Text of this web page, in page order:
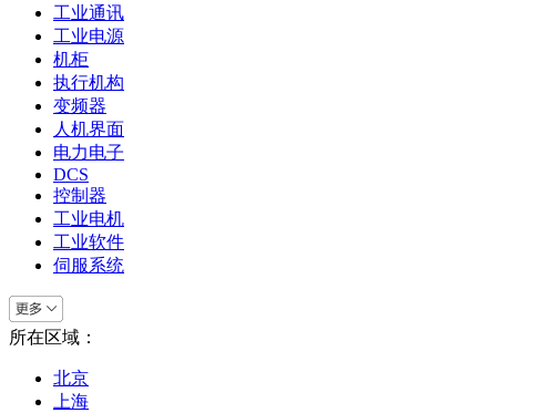
工业通讯
工业电源
机柜
执行机构
变频器
人机界面
电力电子
DCS
控制器
工业电机
工业软件
伺服系统
所在区域：
北京
上海